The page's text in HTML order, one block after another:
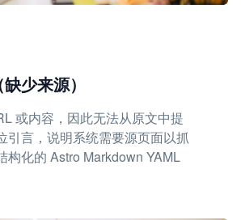
少来源）
或内容，因此无法从原文中提
引言，说明系统需要源页面以抓
构化的 Astro Markdown YAML